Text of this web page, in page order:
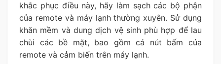
khắc phục điều này, hãy làm sạch các bộ phận
của remote và máy lạnh thường xuyên. Sử dụng
khăn mềm và dung dịch vệ sinh phù hợp để lau
chùi các bề mặt, bao gồm cả nút bấm của
remote và cảm biến trên máy lạnh.